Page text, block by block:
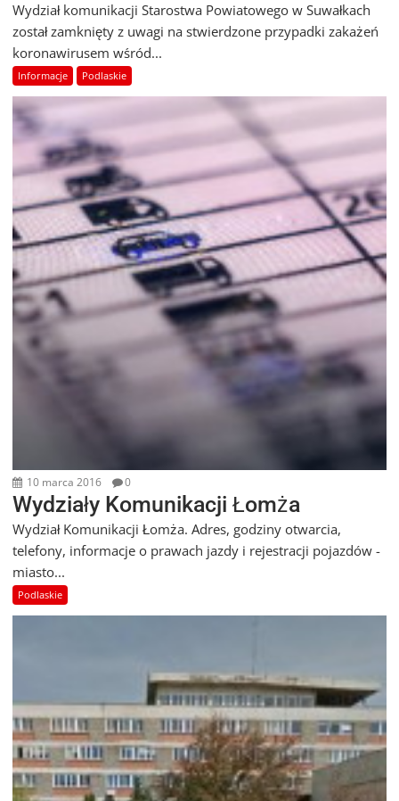
Wydział komunikacji Starostwa Powiatowego w Suwałkach
został zamknięty z uwagi na stwierdzone przypadki zakażeń
koronawirusem wśród...
Informacje Podlaskie
10 marca 2016 0
Wydziały Komunikacji Łomża
Wydział Komunikacji Łomża. Adres, godziny otwarcia,
telefony, informacje o prawach jazdy i rejestracji pojazdów -
miasto...
Podlaskie